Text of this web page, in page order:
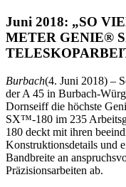
Juni 2018: „SO
METER GENIE®
Burbach(4. Juni 2018) –
der A 45 in Burbach-
Dornseiff die höchste
SX™-180 im 235
180 deckt mit ihren
Konstruktionsdetails und
Bandbreite an
Präzisionsarbeiten ab.